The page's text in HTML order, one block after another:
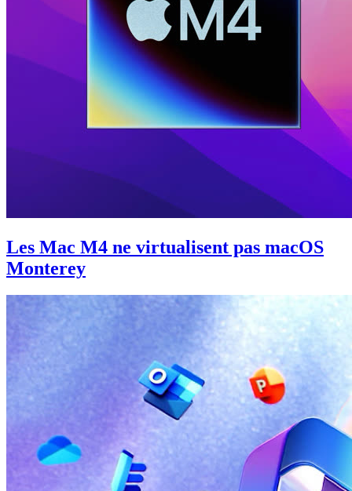
Les Mac M4 ne virtualisent pas macOS
Monterey